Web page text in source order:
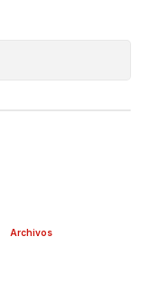
Archivos